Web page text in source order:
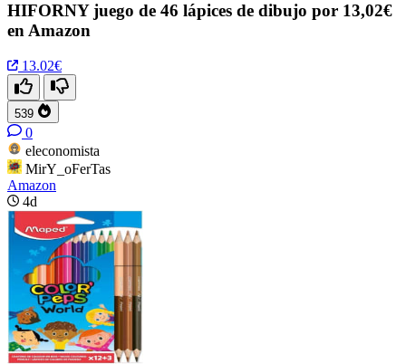
HIFORNY juego de 46 lápices de dibujo por 13,02€
en Amazon
13.02€
539
0
eleconomista
MirY_oFerTas
Amazon
4d